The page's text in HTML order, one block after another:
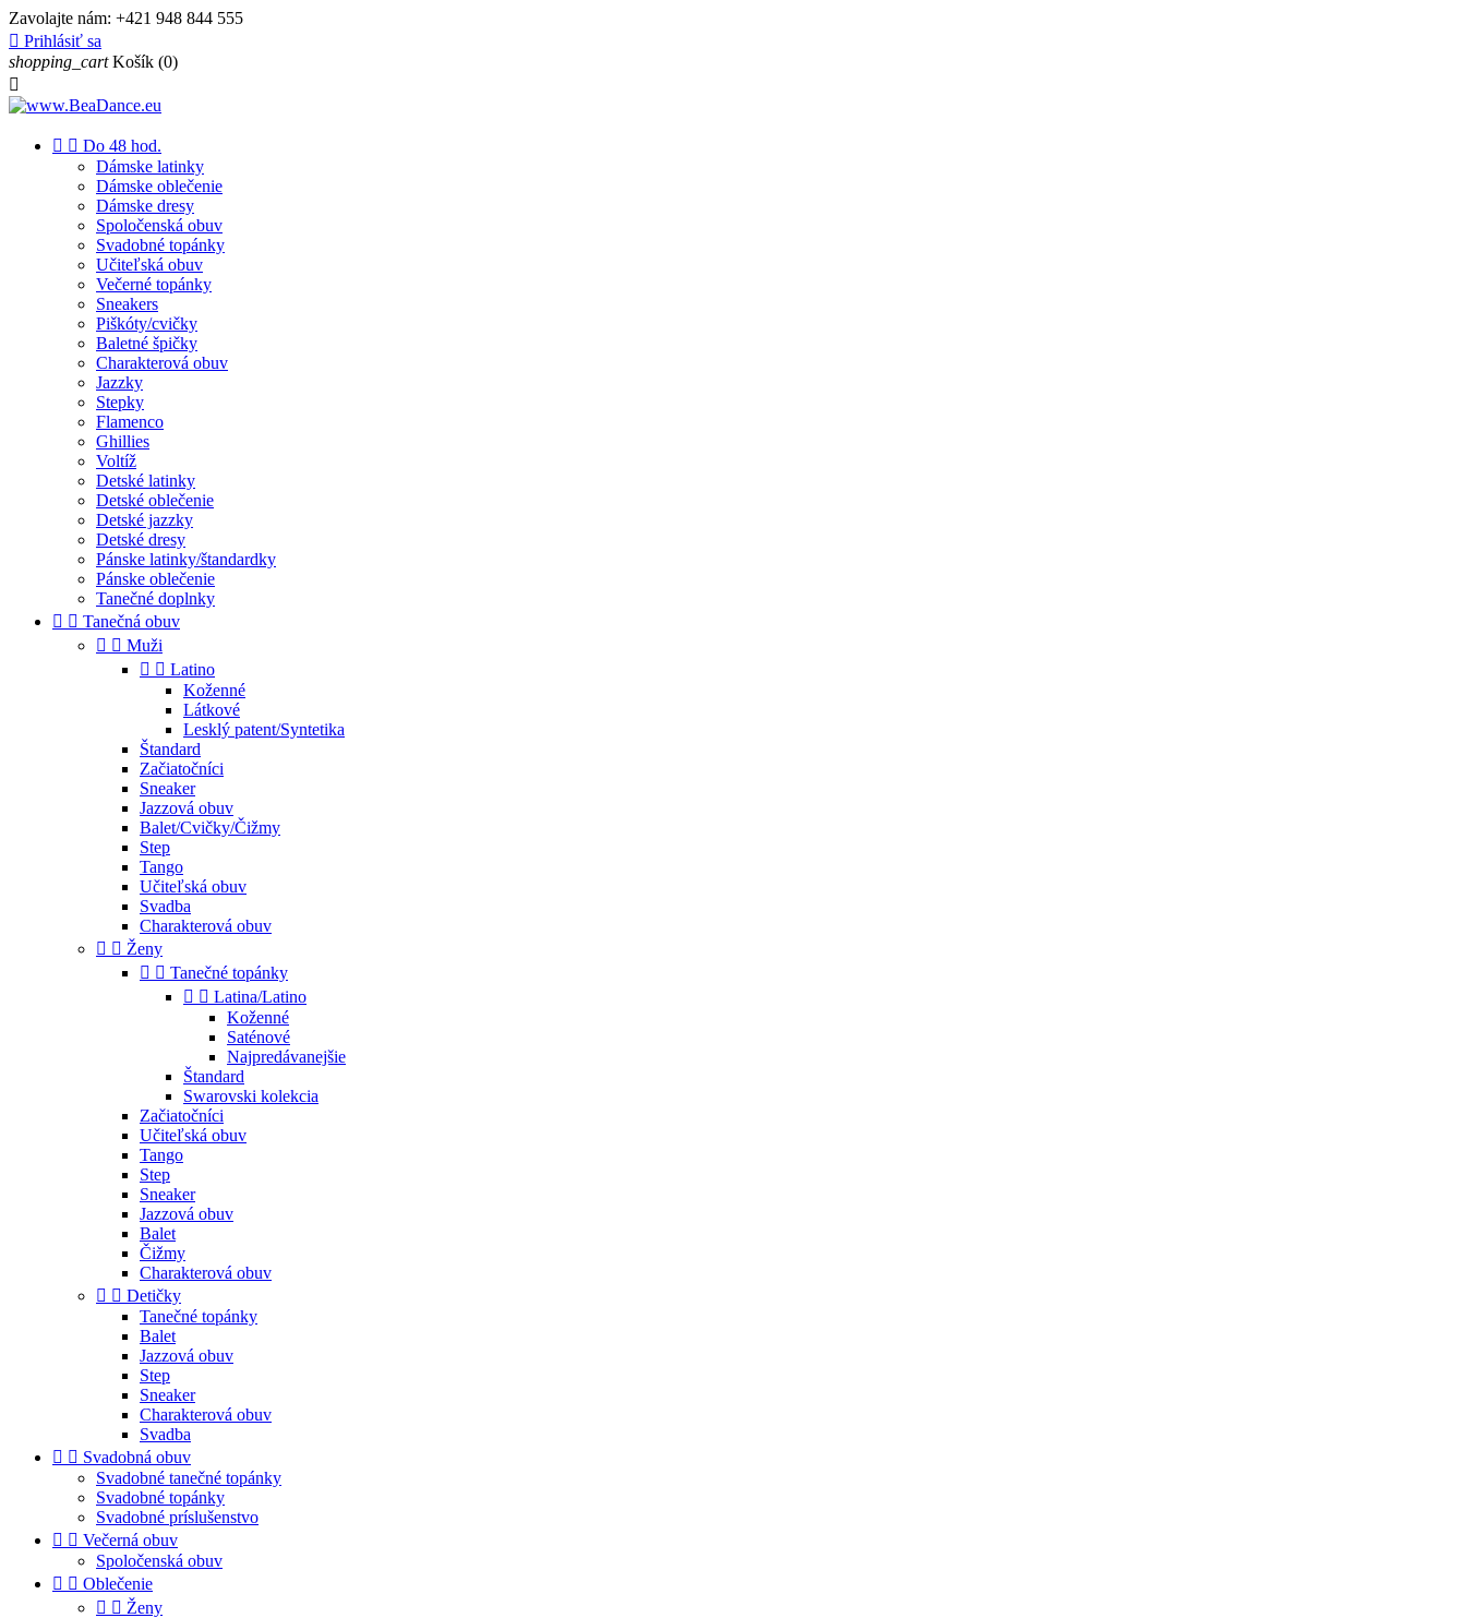
Zavolajte nám: +421 948 844 555
 Prihlásiť sa
shopping_cart Košík (0)

  Do 48 hod.
Dámske latinky
Dámske oblečenie
Dámske dresy
Spoločenská obuv
Svadobné topánky
Učiteľská obuv
Večerné topánky
Sneakers
Piškóty/cvičky
Baletné špičky
Charakterová obuv
Jazzky
Stepky
Flamenco
Ghillies
Voltíž
Detské latinky
Detské oblečenie
Detské jazzky
Detské dresy
Pánske latinky/štandardky
Pánske oblečenie
Tanečné doplnky
  Tanečná obuv
  Muži
  Latino
Koženné
Látkové
Lesklý patent/Syntetika
Štandard
Začiatočníci
Sneaker
Jazzová obuv
Balet/Cvičky/Čižmy
Step
Tango
Učiteľská obuv
Svadba
Charakterová obuv
  Ženy
  Tanečné topánky
  Latina/Latino
Koženné
Saténové
Najpredávanejšie
Štandard
Swarovski kolekcia
Začiatočníci
Učiteľská obuv
Tango
Step
Sneaker
Jazzová obuv
Balet
Čižmy
Charakterová obuv
  Detičky
Tanečné topánky
Balet
Jazzová obuv
Step
Sneaker
Charakterová obuv
Svadba
  Svadobná obuv
Svadobné tanečné topánky
Svadobné topánky
Svadobné príslušenstvo
  Večerná obuv
Spoločenská obuv
  Oblečenie
  Ženy